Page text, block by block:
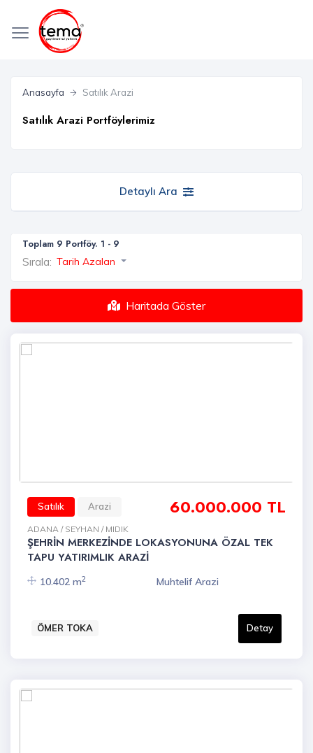
Anasayfa Satılık Arazi
Satılık Arazi Portföylerimiz
Detaylı Ara
Toplam 9 Portföy. 1 - 9
Sırala: Tarih Azalan
Haritada Göster
Satılık Arazi 60.000.000 TL
ADANA / SEYHAN / MIDIK
ŞEHRİN MERKEZİNDE LOKASYONUNA ÖZAL TEK
TAPU YATIRIMLIK ARAZİ
10.402 m2 Muhtelif Arazi
ÖMER TOKA Detay